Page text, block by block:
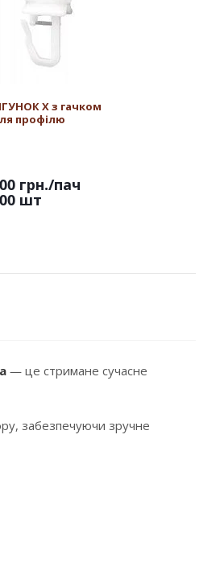
Х з гачком
профілю
грн./пач
шт
— це стримане сучасне
забезпечуючи зручне